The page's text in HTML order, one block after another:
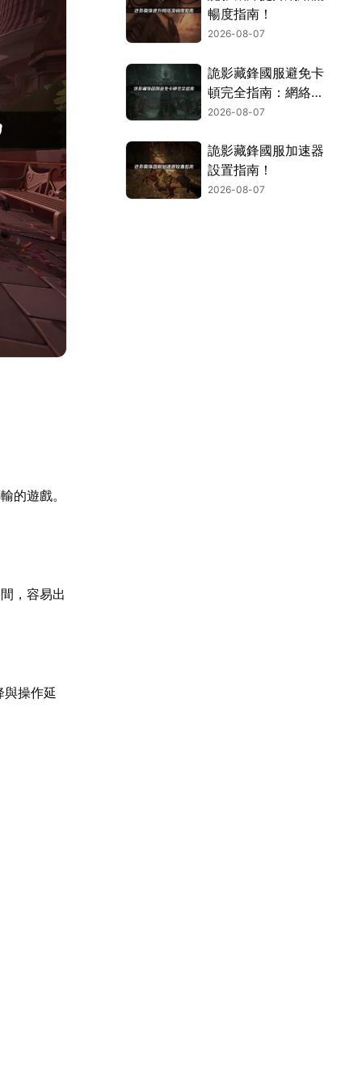
的遊戲。
，容易出
與操作延
暢度指南！
2026-08-07
詭影藏鋒國服避免卡
頓完全指南：網絡優
化與解決技巧！
2026-08-07
詭影藏鋒國服加速器
設置指南！
2026-08-07